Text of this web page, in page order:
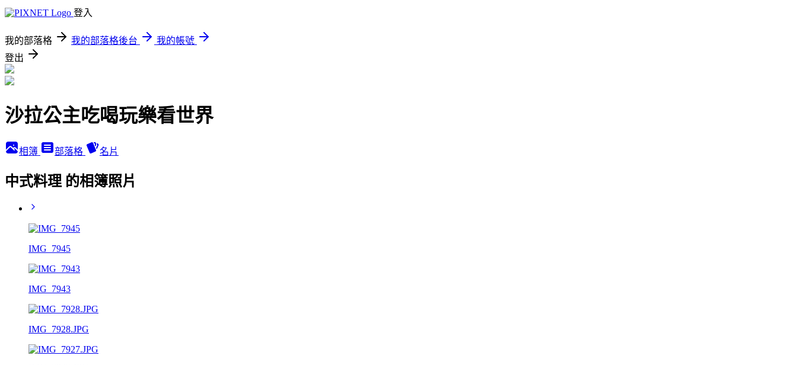
登入
我的部落格 我的部落格後台
我的帳號
登出
沙拉公主吃喝玩樂看世界
相簿 部落格 名片
中式料理 的相簿照片
IMG_7945
IMG_7943
IMG_7928.JPG